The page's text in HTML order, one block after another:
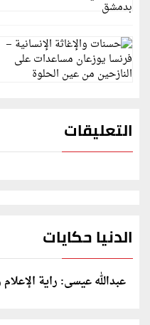
التعليقات
الدنيا حكايات
عبدالله عيسى: راية